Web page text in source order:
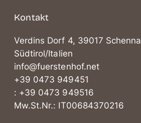
Kontakt
Verdins Dorf 4, 39017 Schenna
Südtirol/Italien
info@fuerstenhof.net
+39 0473 949451
: +39 0473 949516
Mw.St.Nr.: IT00684370216